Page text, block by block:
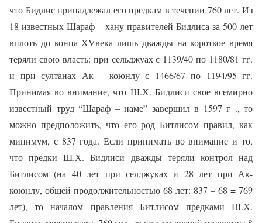
что Бидлис принадлежал его предкам в течении 760 лет. Из
18 известных Шараф – хану правителей Бидлиса за 500 лет
вплоть до конца ХVвека лишь дважды на короткое время
теряли свою власть: при сельджуах с 1139/40 по 1180/81 гг.
и при султанах Ак – коюнлу с 1466/67 по 1194/95 гг.
Принимая во внимание, что Ш.Х. Бидлиси свое всемирно
известный труд “Шараф – наме” завершил в 1597 г ., то
можно предположить, что его род Битлисом правил, как
минимум, с 837 года. Если принимать во внимание и то,
что предки Ш.Х. Бидлиси дважды теряли контрол над
Битлисом (на 40 лет при селджуках и 28 лет при Ак-
коюнлу, общей продолжительностью 68 лет: 837 – 68 = 769
лет), то началом правления Битлисом предками Ш.Х.